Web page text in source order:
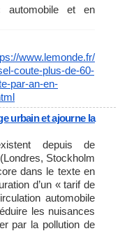
automobile et en
www.lemonde.fr/
coute-plus-de-60-
par-an-en-
urbain et ajourne la
depuis de
Stockholm
dans le texte en
d’un « tarif de
automobile
les nuisances
par la pollution de